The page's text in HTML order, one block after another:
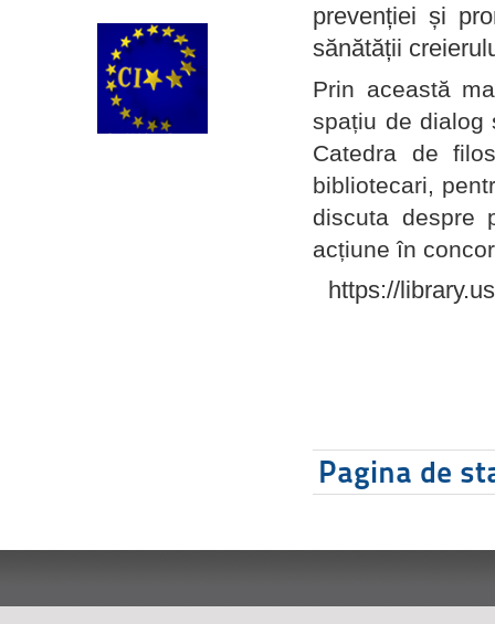
prevenției și
sănătății
Prin această
spațiu de dialog
Catedra de
bibliotecari,
discuta despre
acțiune în
https://
Pagina de